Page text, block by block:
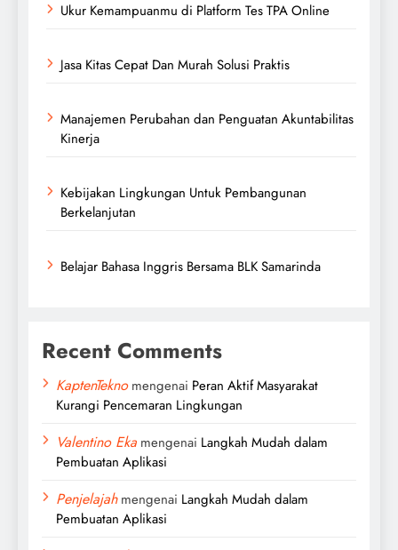
Ukur Kemampuanmu di Platform Tes TPA Online
Jasa Kitas Cepat Dan Murah Solusi Praktis
Manajemen Perubahan dan Penguatan Akuntabilitas
Kinerja
Kebijakan Lingkungan Untuk Pembangunan
Berkelanjutan
Belajar Bahasa Inggris Bersama BLK Samarinda
Recent Comments
KaptenTeknomengenai Peran Aktif Masyarakat
Kurangi Pencemaran Lingkungan
Valentino Eka mengenai Langkah Mudah dalam
Pembuatan Aplikasi
Penjelajahmengenai Langkah Mudah dalam
Pembuatan Aplikasi